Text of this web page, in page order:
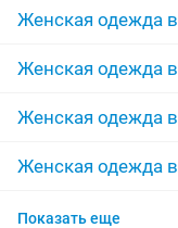
куртки женские
меховые жилетки
брюки женская
одежда
юбка пиджаки
Женская одежда
Женская одежда
Женская одежда
Женская одежда
Женская одежда в
Показать еще